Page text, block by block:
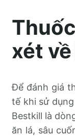
xét
Để đánh giá
tế khi sử
Bestkill là
ăn lá, sâu